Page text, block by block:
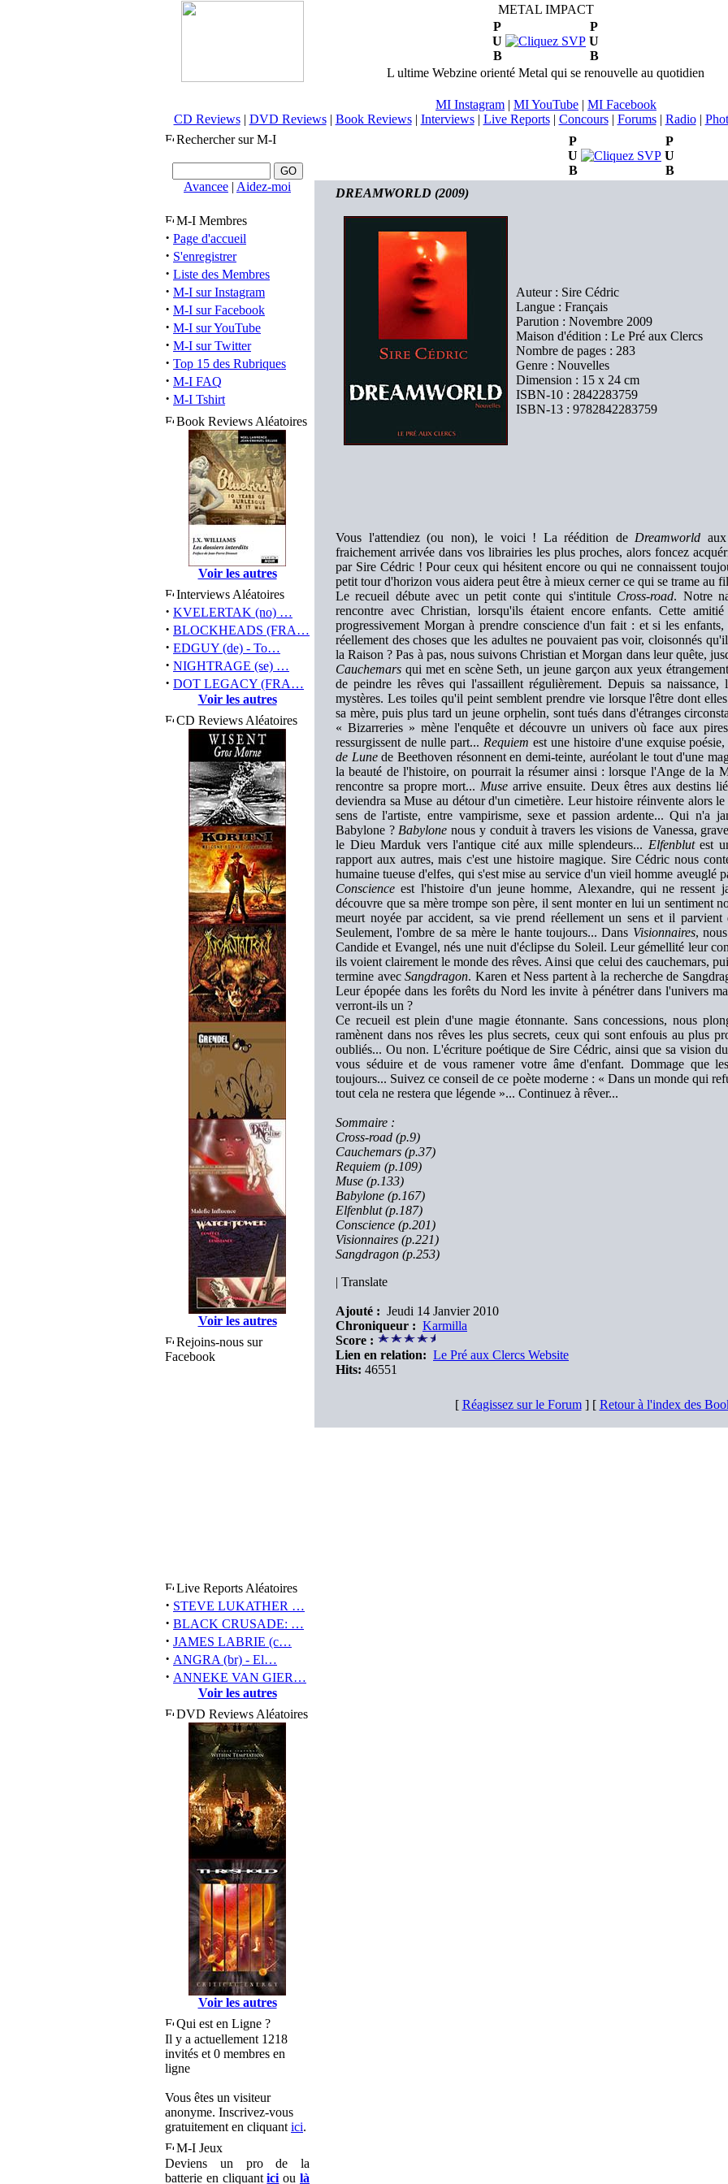
METAL IMPACT
P
U
B
P
U
B
L ultime Webzine orienté Metal qui se renouvelle au quotidien
MI Instagram | MI YouTube | MI Facebook
CD Reviews| DVD Reviews| Book Reviews| Interviews| Live Reports| Concours| Forums| Radio|
Rechercher sur M-I
Avancee | Aidez-moi
M-I Membres
· Page d'accueil
· S'enregistrer
· Liste des Membres
· M-I sur Instagram
· M-I sur Facebook
· M-I sur YouTube
· M-I sur Twitter
· Top 15 des Rubriques
· M-I FAQ
· M-I Tshirt
Book Reviews Aléatoires
Voir les autres
Interviews Aléatoires
· KVELERTAK (no) …
· BLOCKHEADS (FRA…
· EDGUY (de) - To…
· NIGHTRAGE (se) …
· DOT LEGACY (FRA…
Voir les autres
CD Reviews Aléatoires
Voir les autres
Rejoins-nous sur
Facebook
Live Reports Aléatoires
· STEVE LUKATHER …
· BLACK CRUSADE: …
· JAMES LABRIE (c…
· ANGRA (br) - El…
· ANNEKE VAN GIER…
Voir les autres
DVD Reviews Aléatoires
Voir les autres
Qui est en Ligne ?
Il y a actuellement 1218
invités et 0 membres en
ligne
Vous êtes un visiteur
anonyme. Inscrivez-vous
gratuitement en cliquant ici.
M-I Jeux
Deviens un pro de la
batterie en cliquantici oulà
P
U
B
P
U
B
DREAMWORLD (2009)
Auteur : Sire Cédric
Langue : Français
Parution : Novembre 2009
Maison d'édition : Le Pré aux Clercs
Nombre de pages : 283
Genre : Nouvelles
Dimension : 15 x 24 cm
ISBN-10 : 2842283759
ISBN-13 : 9782842283759
Vous l'attendiez (ou non), le voici ! La réédition de Dreamworld
fraichement arrivée dans vos librairies les plus proches, alors foncez
par Sire Cédric ! Pour ceux qui hésitent encore ou qui ne connaissent
petit tour d'horizon vous aidera peut être à mieux cerner ce qui se trame au
Le recueil débute avec un petit conte qui s'intitule Cross-road. Notre
rencontre avec Christian, lorsqu'ils étaient encore enfants. Cette
progressivement Morgan à prendre conscience d'un fait : et si les
réellement des choses que les adultes ne pouvaient pas voir, cloisonnés
la Raison ? Pas à pas, nous suivons Christian et Morgan dans leur quête,
Cauchemars qui met en scène Seth, un jeune garçon aux yeux
de peindre les rêves qui l'assaillent régulièrement. Depuis sa naissance,
mystères. Les toiles qu'il peint semblent prendre vie lorsque l'être dont
sa mère, puis plus tard un jeune orphelin, sont tués dans d'étranges
« Bizarreries » mène l'enquête et découvre un univers où face aux
ressurgissent de nulle part... Requiem est une histoire d'une exquise
de Lunede Beethoven résonnent en demi-teinte, auréolant le tout d'une
la beauté de l'histoire, on pourrait la résumer ainsi : lorsque l'Ange de la
rencontre sa propre mort... Muse arrive ensuite. Deux êtres aux destins
deviendra sa Muse au détour d'un cimetière. Leur histoire réinvente alors
sens de l'artiste, entre vampirisme, sexe et passion ardente... Qui n'a
Babylone ? Babylone nous y conduit à travers les visions de Vanessa,
le Dieu Marduk vers l'antique cité aux mille splendeurs... Elfenblutest
rapport aux autres, mais c'est une histoire magique. Sire Cédric nous
humaine tueuse d'elfes, qui s'est mise au service d'un vieil homme aveuglé
Conscience est l'histoire d'un jeune homme, Alexandre, qui ne ressent
découvre que sa mère trompe son père, il sent monter en lui un sentiment
meurt noyée par accident, sa vie prend réellement un sens et il parvient
Seulement, l'ombre de sa mère le hante toujours... Dans Visionnaires,
Candide et Evangel, nés une nuit d'éclipse du Soleil. Leur gémellité leur
ils voient clairement le monde des rêves. Ainsi que celui des cauchemars,
termine avecSangdragon. Karen et Ness partent à la recherche de
Leur épopée dans les forêts du Nord les invite à pénétrer dans l'univers
verront-ils un ?
Ce recueil est plein d'une magie étonnante. Sans concessions, nous
ramènent dans nos rêves les plus secrets, ceux qui sont enfouis au plus
oubliés... Ou non. L'écriture poétique de Sire Cédric, ainsi que sa vision
vous séduire et de vous ramener votre âme d'enfant. Dommage que
toujours... Suivez ce conseil de ce poète moderne : « Dans un monde qui
tout cela ne restera que légende »... Continuez à rêver...
Sommaire :
Cross-road (p.9)
Cauchemars (p.37)
Requiem (p.109)
Muse (p.133)
Babylone (p.167)
Elfenblut (p.187)
Conscience (p.201)
Visionnaires (p.221)
Sangdragon (p.253)
| Translate
Ajouté : Jeudi 14 Janvier 2010
Chroniqueur : Karmilla
Score :
Lien en relation: Le Pré aux Clercs Website
Hits: 46551
[ Réagissez sur le Forum] [ Retour à l'index des